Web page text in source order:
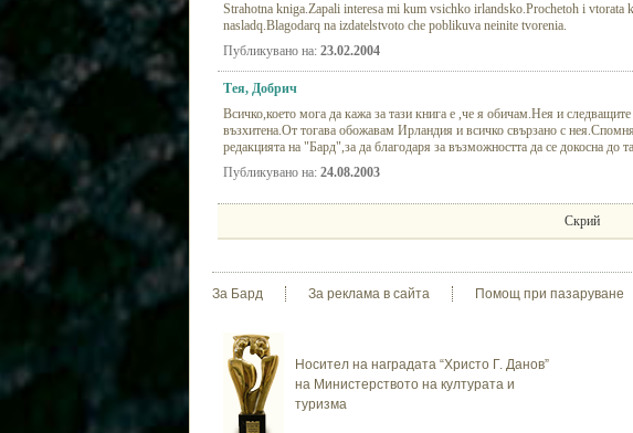
Strahotna kniga.Zapali interesa mi kum vsichko irlandsko.Prochetoh i vtorata
nasladq.Blagodarq na izdatelstvoto che poblikuva neinite tvorenia.
Публикувано на: 23.02.2004
Tея, Добрич
Всичко,което мога да кажа за тази книга е ,че я обичам.Нея и
възхитена.От тогава обожавам Ирландия и всичко свързано с
редакцията на "Бард",за да благодаря за възможността да се докосна до
Публикувано на: 24.08.2003
Скрий
За Бард За реклама в сайта Помощ при пазаруване
Носител на наградата “Христо Г. Данов”
на Министерството на културата и
туризма